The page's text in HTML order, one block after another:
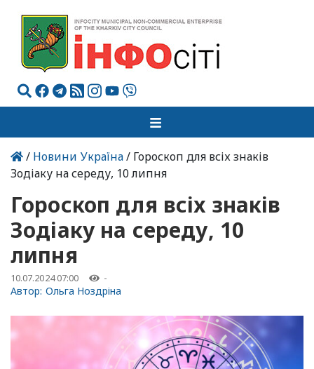
/ Новини Україна/ Гороскоп для всіх знаків
Зодіаку на середу, 10 липня
Гороскоп для всіх знаків
Зодіаку на середу, 10
липня
10.07.2024 07:00 -
Автор: Ольга Ноздріна